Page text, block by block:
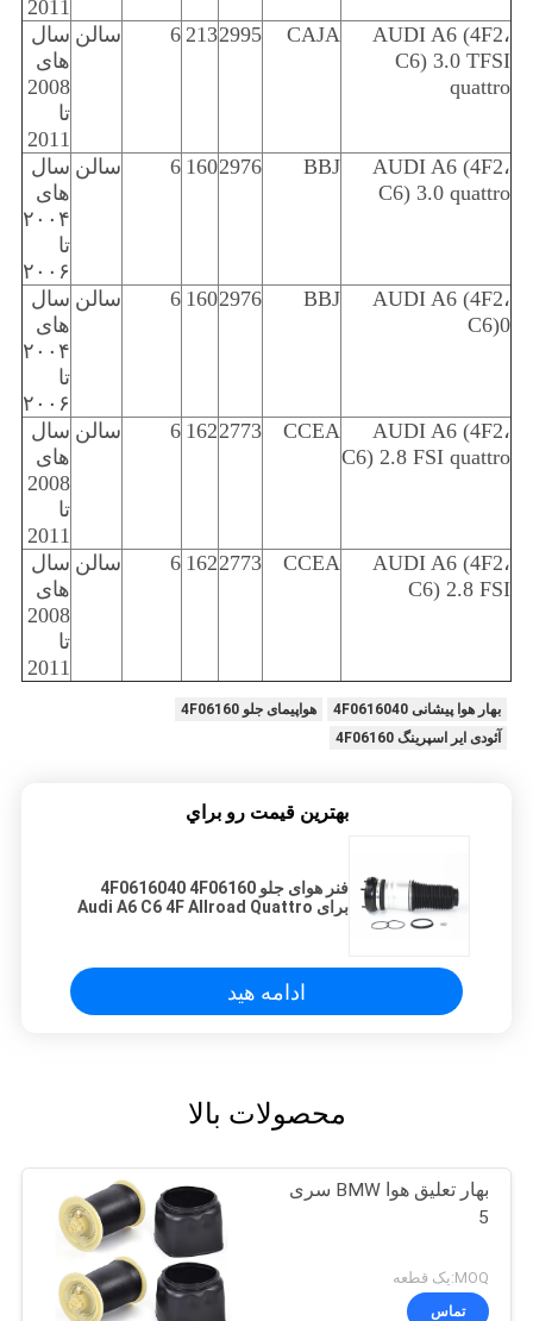
2011
AUDI A6 (4F2،
C6) 3.0 TFSI
quattro
CAJA
2995
213
6 سالن سال
های
2008
تا
2011
AUDI A6 (4F2،
C6) 3.0 quattro
BBJ
2976
160
6 سالن سال
های
۲۰۰۴
تا
۲۰۰۶
AUDI A6 (4F2،
C6)0
BBJ
2976
160
6 سالن سال
های
۲۰۰۴
تا
۲۰۰۶
AUDI A6 (4F2،
C6) 2.8 FSI quattro
CCEA
2773
162
6 سالن سال
های
2008
تا
2011
AUDI A6 (4F2،
C6) 2.8 FSI
CCEA
2773
162
6 سالن سال
های
2008
تا
2011
بهار هوا پیشانی 4F0616040
هواپیمای جلو 4F06160
آئودی ایر اسپرینگ 4F06160
بهترين قيمت رو براي
فنر هوای جلو 4F0616040 4F06160
برای Audi A6 C6 4F Allroad Quattro
ادامه هید
محصولات بالا
بهار تعلیق هوا BMW سری
5
MOQ:یک قطعه
تماس